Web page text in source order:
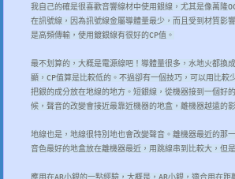
我自己的確是很喜歡音響線材中使用銀線，尤其是像萬隆
在訊號線，因為訊號線金屬導體量最少，而且受到材質影
是高頻傳輸，使用鍍銀線有很好的CP值。
最不划算的，大概是電源線吧！導體量很多，水地火都換
顯，CP值算是比較低的。不過卻有一個技巧，可以用比較
把銀的成分放在地線的地方。短銀線，從機器接到一個好
候，聲音的改變會接近最靠近機器的地盒，離機器越遠的
地線也是，地線很特別地也會改變聲音。離機器最近的那
音色最好的地盒放在離機器最近，用跳線串到比較大，但
應用在AR小銀的一點經驗，大概是，AR小銀，適合用在